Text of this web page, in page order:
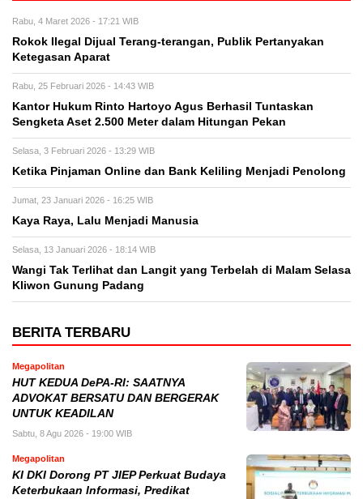
Rabu, 4 Maret 2026 - 17:21 WIB
Rokok Ilegal Dijual Terang-terangan, Publik Pertanyakan
Ketegasan Aparat
Rabu, 25 Februari 2026 - 14:43 WIB
Kantor Hukum Rinto Hartoyo Agus Berhasil Tuntaskan
Sengketa Aset 2.500 Meter dalam Hitungan Pekan
Selasa, 3 Februari 2026 - 13:29 WIB
Ketika Pinjaman Online dan Bank Keliling Menjadi Penolong
Jumat, 23 Januari 2026 - 16:25 WIB
Kaya Raya, Lalu Menjadi Manusia
Selasa, 13 Januari 2026 - 18:14 WIB
Wangi Tak Terlihat dan Langit yang Terbelah di Malam Selasa
Kliwon Gunung Padang
BERITA TERBARU
Megapolitan
HUT KEDUA DePA-RI: SAATNYA
ADVOKAT BERSATU DAN BERGERAK
UNTUK KEADILAN
Sabtu, 8 Agu 2026 - 19:00 WIB
Megapolitan
KI DKI Dorong PT JIEP Perkuat Budaya
Keterbukaan Informasi, Predikat